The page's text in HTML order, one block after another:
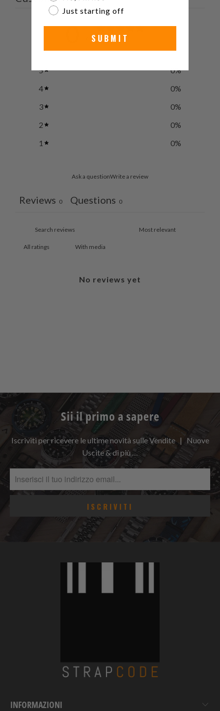
0 / 5 0 reviews
5 0%
4
0%
3
0%
2
0%
1
0%
Ask a questionWrite a review
Reviews 0 Questions 0
With media
No reviews yet
Sii il primo a sapere
Iscriviti per ricevere le ultime novità sulle Vendite | Nuove
Uscite & di più …
INFORMAZIONI
Just starting off
SUBMIT